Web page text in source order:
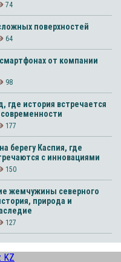
74
поверхностей
64
от компании
98
где история встречается
177
берегу Каспия, где
с инновациями
150
жемчужины северного
природа и
127